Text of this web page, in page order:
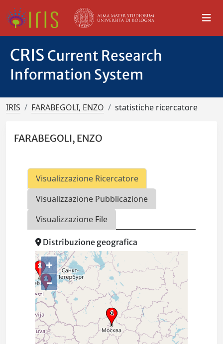
CRIS Current Research
Information System
IRIS FARABEGOLI, ENZO statistiche ricercatore
FARABEGOLI, ENZO
Visualizzazione Ricercatore
Visualizzazione Pubblicazione
Visualizzazione File
Distribuzione geografica
+
–